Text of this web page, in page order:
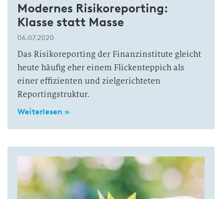
Modernes Risikoreporting:
Klasse statt Masse
06.07.2020
Das Risikoreporting der Finanzinstitute gleicht
heute häufig eher einem Flickenteppich als
einer effizienten und zielgerichteten
Reportingstruktur.
Weiterlesen »